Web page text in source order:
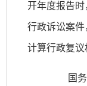
开年度报告
行政诉讼案
计算行政复议
国